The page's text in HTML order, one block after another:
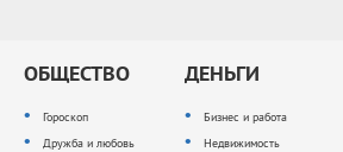
ОБЩЕСТВО
Гороскоп
Дружба и любовь
ДЕНЬГИ
Бизнес и работа
Недвижимость